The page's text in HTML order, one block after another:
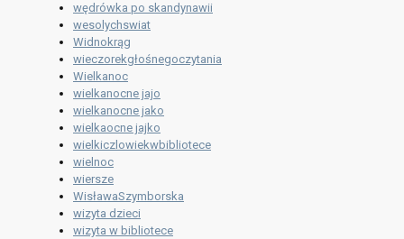
wędrówka po skandynawii
wesolychswiat
Widnokrąg
wieczorekgłośnegoczytania
Wielkanoc
wielkanocne jajo
wielkanocne jako
wielkaocne jajko
wielkiczlowiekwbibliotece
wielnoc
wiersze
WisławaSzymborska
wizyta dzieci
wizyta w bibliotece